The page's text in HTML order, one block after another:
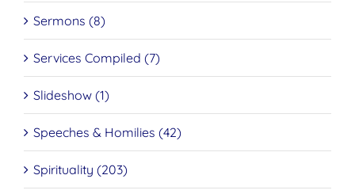
Sermons (8)
Services Compiled (7)
Slideshow (1)
Speeches & Homilies (42)
Spirituality (203)